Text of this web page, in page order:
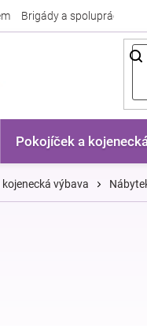
Brigády a spolupráce
Pokojíček a
kojenecká výbava